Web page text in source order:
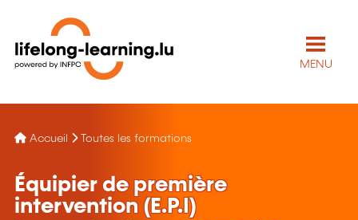
MENU
Accueil Toutes les formations
Équipier de première
intervention (E.P.I)